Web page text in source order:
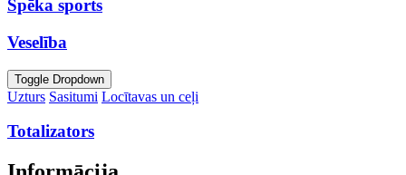
Spēka sports
Veselība
Toggle Dropdown
Uzturs Sasitumi Locītavas un ceļi
Totalizators